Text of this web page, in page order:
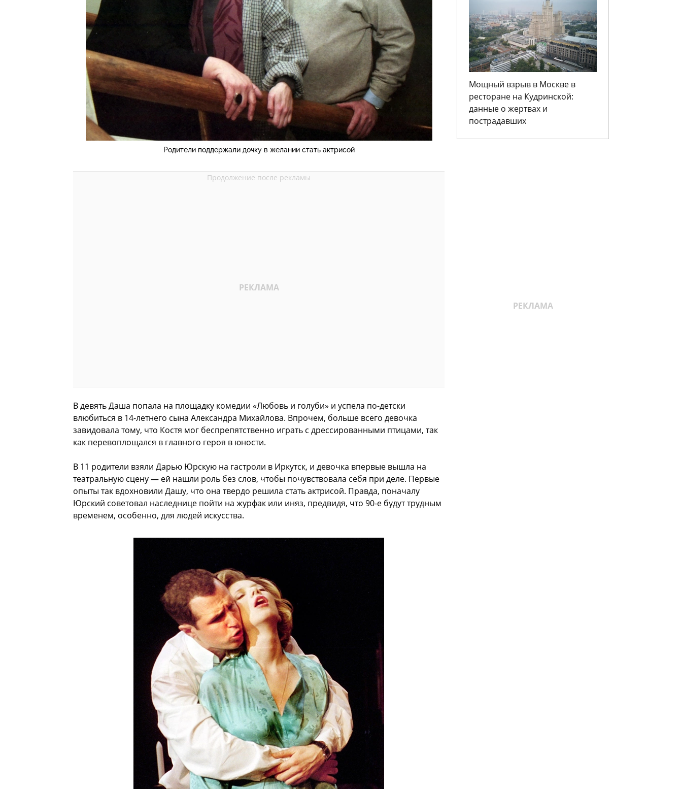
Родители поддержали дочку в желании стать актрисой
В девять Даша попала на площадку комедии «Любовь и голуби» и успела по-детски
влюбиться в 14-летнего сына Александра Михайлова. Впрочем, больше всего девочка
завидовала тому, что Костя мог беспрепятственно играть с дрессированными птицами, так
как перевоплощался в главного героя в юности.
В 11 родители взяли Дарью Юрскую на гастроли в Иркутск, и девочка впервые вышла на
театральную сцену — ей нашли роль без слов, чтобы почувствовала себя при деле. Первые
опыты так вдохновили Дашу, что она твердо решила стать актрисой. Правда, поначалу
Юрский советовал наследнице пойти на журфак или иняз, предвидя, что 90-е будут трудным
временем, особенно, для людей искусства.
Мощный взрыв в Москве в
ресторане на Кудринской:
данные о жертвах и
пострадавших